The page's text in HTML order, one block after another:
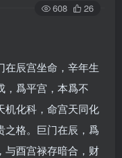
608 26
在辰宫坐命，辛年生
，爲平宫，本爲不
机化科，命宫天同化
之格。巨门在辰，爲
与酉宫禄存暗合，财